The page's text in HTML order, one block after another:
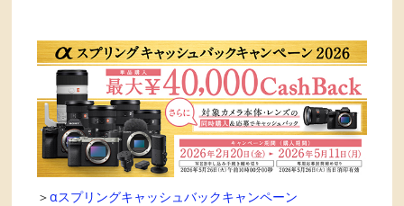
＞αスプリングキャッシュバックキャンペーン